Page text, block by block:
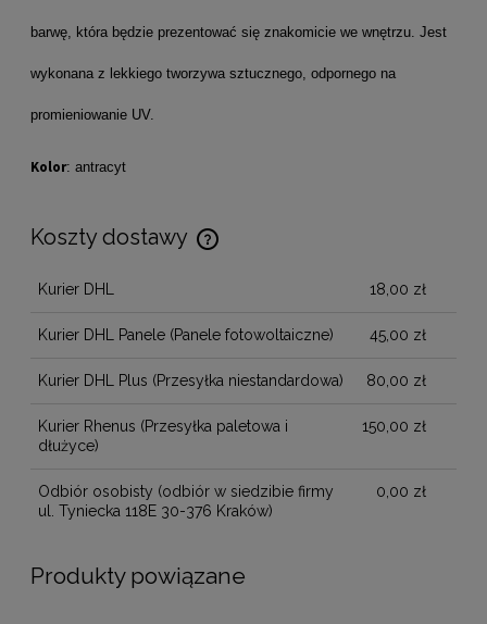
barwę, która będzie prezentować się znakomicie we wnętrzu. Jest
wykonana z lekkiego tworzywa sztucznego, odpornego na
promieniowanie UV.
Kolor: antracyt
Koszty dostawy
Cena nie zawiera ewentualnych kosztów płatności
Kurier DHL 18,00 zł
Kurier DHL Panele (Panele fotowoltaiczne) 45,00 zł
Kurier DHL Plus (Przesyłka niestandardowa) 80,00 zł
Kurier Rhenus (Przesyłka paletowa i
dłużyce)
150,00 zł
Odbiór osobisty (odbiór w siedzibie firmy
ul. Tyniecka 118E 30-376 Kraków)
0,00 zł
Produkty powiązane